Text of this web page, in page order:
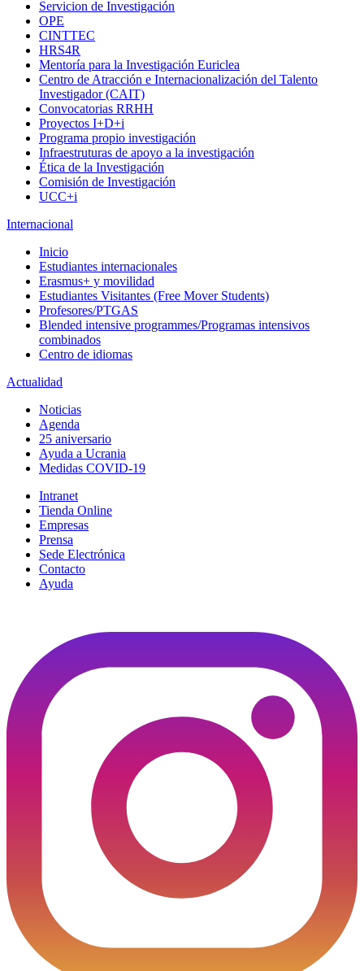
Servicion de Investigación
OPE
CINTTEC
HRS4R
Mentoría para la Investigación Euriclea
Centro de Atracción e Internacionalización del Talento
Investigador (CAIT)
Convocatorias RRHH
Proyectos I+D+i
Programa propio investigación
Infraestruturas de apoyo a la investigación
Ética de la Investigación
Comisión de Investigación
UCC+i
Internacional
Inicio
Estudiantes internacionales
Erasmus+ y movilidad
Estudiantes Visitantes (Free Mover Students)
Profesores/PTGAS
Blended intensive programmes/Programas intensivos
combinados
Centro de idiomas
Actualidad
Noticias
Agenda
25 aniversario
Ayuda a Ucrania
Medidas COVID-19
Intranet
Tienda Online
Empresas
Prensa
Sede Electrónica
Contacto
Ayuda